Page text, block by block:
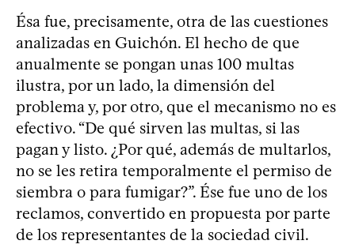
Ésa fue, precisamente, otra de las cuestiones
analizadas en Guichón. El hecho de que
anualmente se pongan unas 100 multas
ilustra, por un lado, la dimensión del
problema y, por otro, que el mecanismo no es
efectivo. “De qué sirven las multas, si las
pagan y listo. ¿Por qué, además de multarlos,
no se les retira temporalmente el permiso de
siembra o para fumigar?”. Ése fue uno de los
reclamos, convertido en propuesta por parte
de los representantes de la sociedad civil.